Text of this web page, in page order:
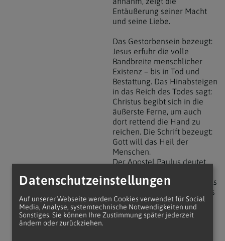
Entäußerung seiner Macht
und seine Liebe.
Das Gestorbensein bezeugt:
Jesus erfuhr die volle
Bandbreite menschlicher
Existenz – bis in Tod und
Bestattung. Das Hinabsteigen
in das Reich des Todes sagt:
Christus begibt sich in die
äußerste Ferne, um auch
dort rettend die Hand zu
reichen. Die Schrift bezeugt:
Gott will das Heil der
Menschen.
Der Apostel Paulus deutet
angenommenen Tod Jesu als
Grund unserer Erlösung. Das
Kreuz verwandelt
menschliches Leid in einen
Ort der Gnade und in
Datenschutzeinstellungen
Auf unserer Webseite werden Cookies verwendet für Social
Media, Analyse, systemtechnische Notwendigkeiten und
Sonstiges. Sie können Ihre Zustimmung später jederzeit
ändern oder zurückziehen.